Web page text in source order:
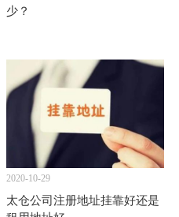
少？
2020-10-29
太仓公司注册地址挂靠好还是